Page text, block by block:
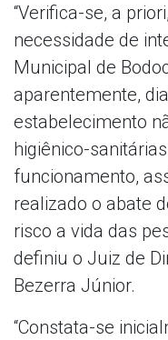
“Verifica-se, a
necessidade de
Municipal de
aparentemente,
estabelecimento
higiênico-
funcionamento,
realizado o abate
risco a vida das
definiu o Juiz de
Bezerra Júnior.
“Constata-se